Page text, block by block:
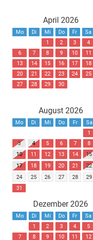
April 2026
Mo Di Mi Do Fr Sa
1
2 3 4
6
7 8 9 10 11
13
14 15 16 17 18
20
21 22 23 24 25
27
28 29 30
August 2026
Mo Di Mi Do Fr Sa
1
3
4 5 6 7 8
10
11 12 13 14 15
17
18 19 20 21 22
24
25 26 27 28 29
31
Dezember 2026
Mo Di Mi Do Fr Sa
1
2 3 4 5
7
8 9 10 11 12